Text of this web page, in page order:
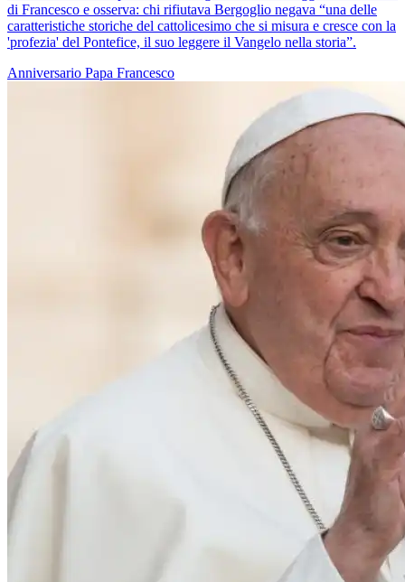
di Francesco e osserva: chi rifiutava Bergoglio negava “una delle
caratteristiche storiche del cattolicesimo che si misura e cresce con la
'profezia' del Pontefice, il suo leggere il Vangelo nella storia”.
Anniversario Papa Francesco